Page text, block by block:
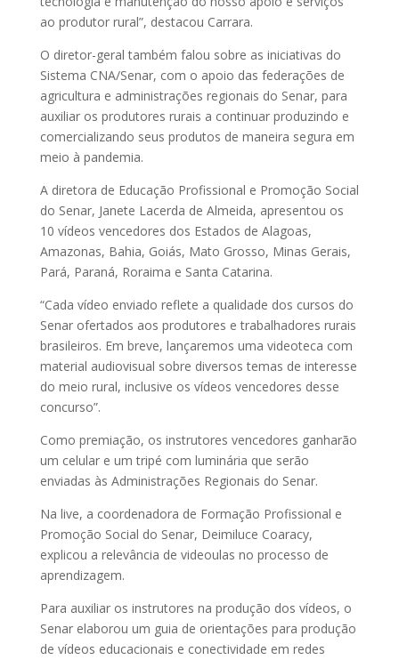
ao produtor rural”, destacou Carrara.
O diretor-geral também falou sobre as iniciativas do
Sistema CNA/Senar, com o apoio das federações de
agricultura e administrações regionais do Senar, para
auxiliar os produtores rurais a continuar produzindo e
comercializando seus produtos de maneira segura em
meio à pandemia.
A diretora de Educação Profissional e Promoção Social
do Senar, Janete Lacerda de Almeida, apresentou os
10 vídeos vencedores dos Estados de Alagoas,
Amazonas, Bahia, Goiás, Mato Grosso, Minas Gerais,
Pará, Paraná, Roraima e Santa Catarina.
“Cada vídeo enviado reflete a qualidade dos cursos do
Senar ofertados aos produtores e trabalhadores rurais
brasileiros. Em breve, lançaremos uma videoteca com
material audiovisual sobre diversos temas de interesse
do meio rural, inclusive os vídeos vencedores desse
concurso”.
Como premiação, os instrutores vencedores ganharão
um celular e um tripé com luminária que serão
enviadas às Administrações Regionais do Senar.
Na live, a coordenadora de Formação Profissional e
Promoção Social do Senar, Deimiluce Coaracy,
explicou a relevância de videoulas no processo de
aprendizagem.
Para auxiliar os instrutores na produção dos vídeos, o
Senar elaborou um guia de orientações para produção
de vídeos educacionais e conectividade em redes